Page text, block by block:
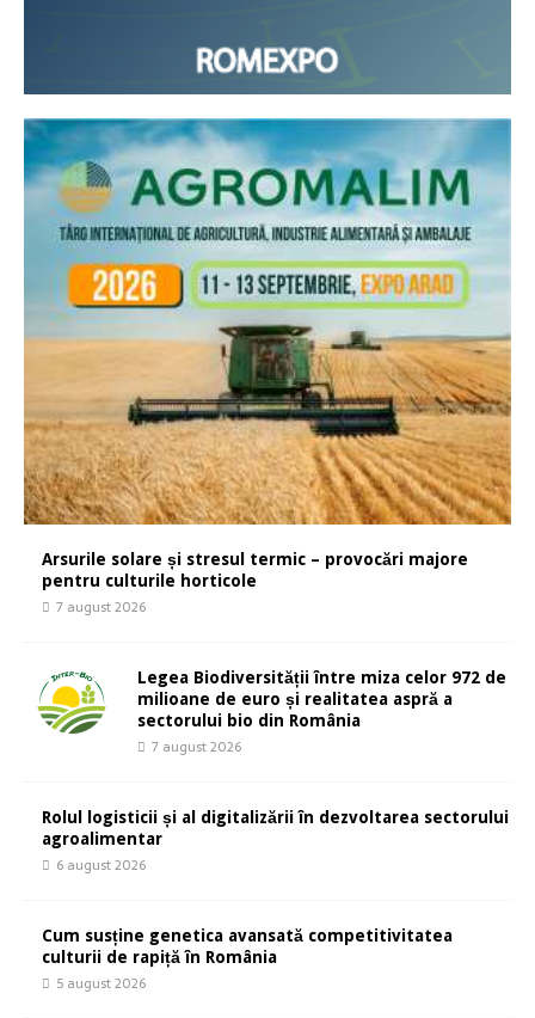
Arsurile solare și stresul termic – provocări majore
pentru culturile horticole
7 august 2026
Legea Biodiversității între miza celor 972 de
milioane de euro și realitatea aspră a
sectorului bio din România
7 august 2026
Rolul logisticii și al digitalizării în dezvoltarea sectorului
agroalimentar
6 august 2026
Cum susține genetica avansată competitivitatea
culturii de rapiță în România
5 august 2026